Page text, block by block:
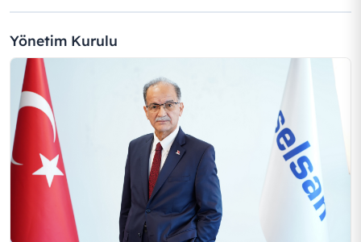
Yönetim Kurulu